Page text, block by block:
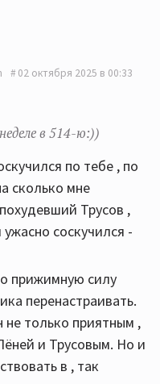
бренд российский.
А ныне
ностальгия:))
в 514-ю:))
ветке Трусов,
вы
02 октября 2025 в 00:33
в 514-ю:))
по тебе , по
сколько мне
Трусов ,
соскучился -
прижимную силу
перенастраивать.
только приятным ,
и Трусовым. Но и
в , так